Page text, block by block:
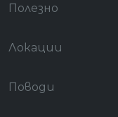
Полезно
Локации
Поводи